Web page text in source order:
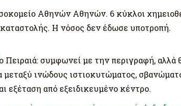
Αθηνών Αθηνών. 6 κύκλοι
Η νόσος δεν έδωσε υποτροπή.
συμφωνεί με την περιγραφή, αλλά
ινώδους ιστιοκυτώματος,
εξέταση από εξειδικευμένο κέντρο.